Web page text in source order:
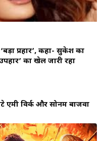
प्रहार’, कहा- सुकेश का
का खेल जारी रहा
एमी विर्क और सोनम बाजवा